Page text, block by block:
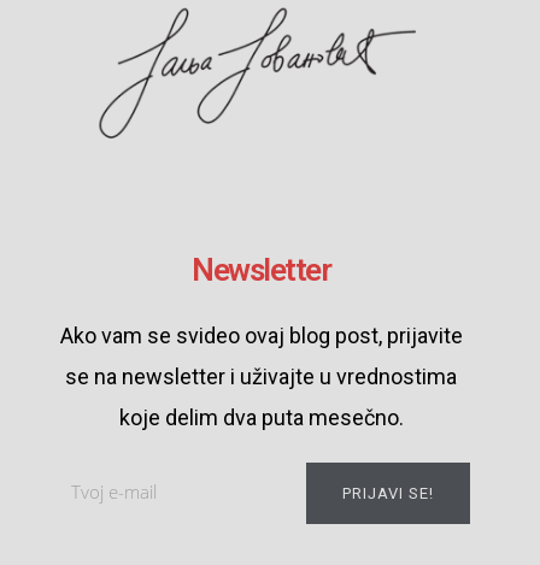
Newsletter
Ako vam se svideo ovaj blog post, prijavite
se na newsletter i uživajte u vrednostima
koje delim dva puta mesečno.
PRIJAVI SE!